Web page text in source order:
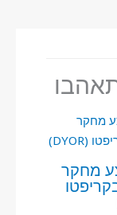
מחקר